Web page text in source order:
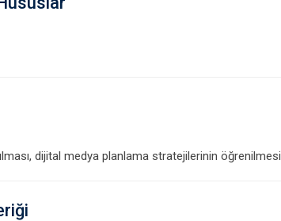
dijital medya planlama stratejilerinin öğrenilmesi